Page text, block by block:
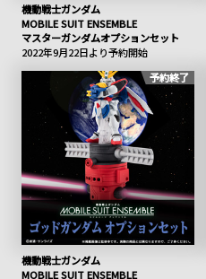
機動戦士ガンダム
MOBILE SUIT ENSEMBLE
マスターガンダムオプションセット
2022年9月22日より予約開始
予約終了
機動戦士ガンダム
MOBILE SUIT ENSEMBLE